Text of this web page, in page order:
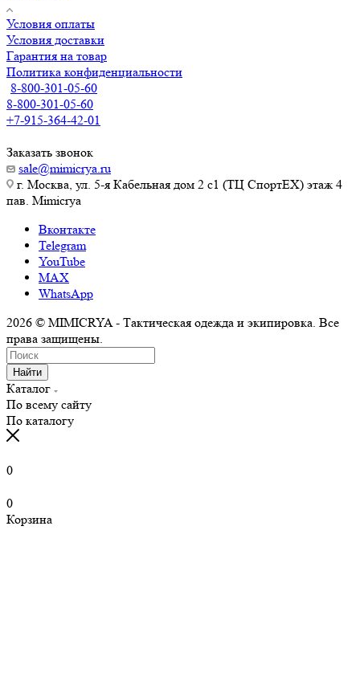
Условия оплаты
Условия доставки
Гарантия на товар
Политика конфиденциальности
8-800-301-05-60
8-800-301-05-60
+7-915-364-42-01
Заказать звонок
sale@mimicrya.ru
г. Москва, ул. 5-я Кабельная дом 2 с1 (ТЦ СпортEX) этаж 4
пав. Mimicrya
Вконтакте
Telegram
YouTube
MAX
WhatsApp
2026 © MIMICRYA - Тактическая одежда и экипировка. Все
права защищены.
Найти
Каталог
По всему сайту
По каталогу
0
0
Корзина